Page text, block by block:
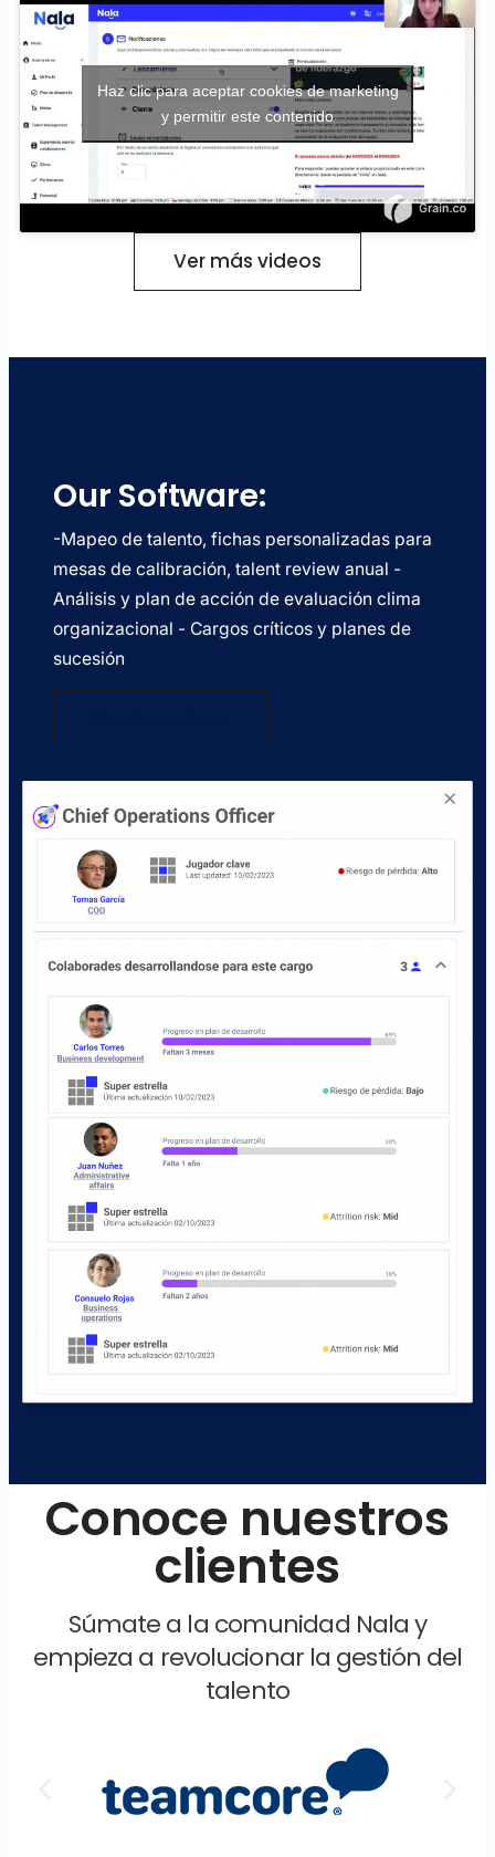
Haz clic para aceptar cookies de marketing
y permitir este contenido
Ver más videos
Our Software:
-Mapeo de talento, fichas personalizadas para
mesas de calibración, talent review anual -
Análisis y plan de acción de evaluación clima
organizacional - Cargos críticos y planes de
sucesión
Conoce nuestros
clientes
Súmate a la comunidad Nala y
empieza a revolucionar la gestión del
talento